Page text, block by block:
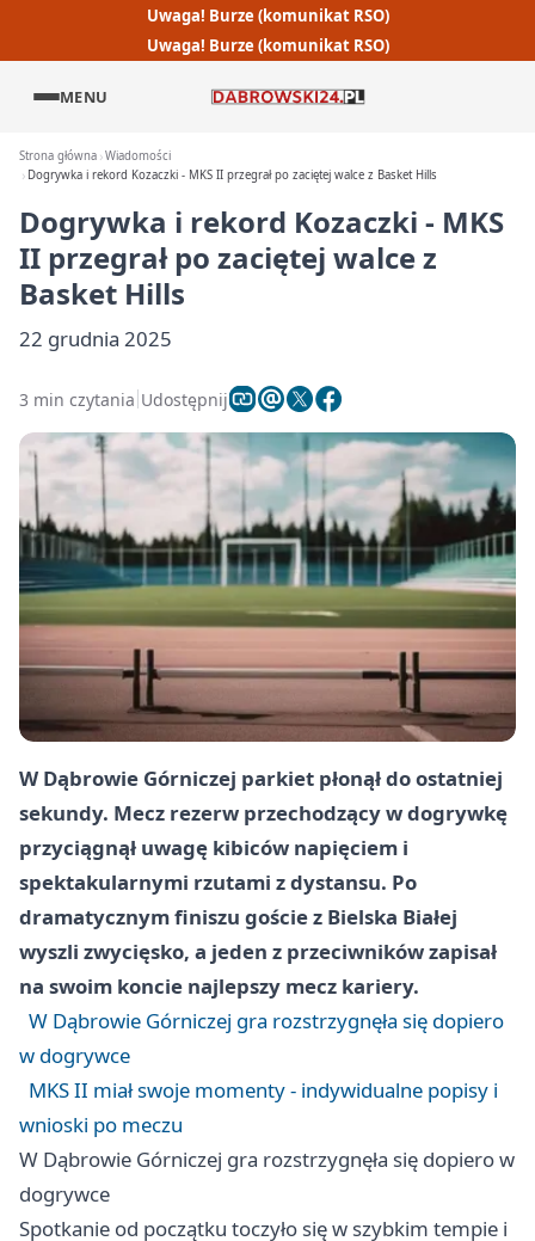
Uwaga! Burze (komunikat RSO)
Uwaga! Burze (komunikat RSO)
MENU
Strona główna Wiadomości
Dogrywka i rekord Kozaczki - MKS II przegrał po zaciętej walce z Basket Hills
Dogrywka i rekord Kozaczki - MKS
II przegrał po zaciętej walce z
Basket Hills
22 grudnia 2025
3 min czytania Udostępnij
W Dąbrowie Górniczej parkiet płonął do ostatniej
sekundy. Mecz rezerw przechodzący w dogrywkę
przyciągnął uwagę kibiców napięciem i
spektakularnymi rzutami z dystansu. Po
dramatycznym finiszu goście z Bielska Białej
wyszli zwycięsko, a jeden z przeciwników zapisał
na swoim koncie najlepszy mecz kariery.
W Dąbrowie Górniczej gra rozstrzygnęła się dopiero
w dogrywce
MKS II miał swoje momenty - indywidualne popisy i
wnioski po meczu
W Dąbrowie Górniczej gra rozstrzygnęła się dopiero w
dogrywce
Spotkanie od początku toczyło się w szybkim tempie i